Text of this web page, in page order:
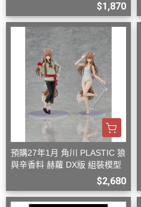
$1,870
預購27年1月 角川 PLASTIC 狼
與辛香料 赫蘿 DX版 組裝模型
$2,680